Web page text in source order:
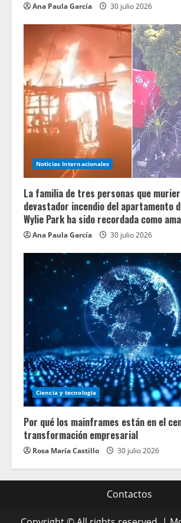
Ana Paula García 30 julio 2026
Noticias Internacionales
La familia de tres personas que
devastador incendio del apartamento
Wylie Park ha sido recordada como
Ana Paula García 30 julio 2026
Ciencia y tecnologia
Por qué los mainframes están en el
transformación empresarial
Rosa María Castillo 30 julio 2026
Contactos